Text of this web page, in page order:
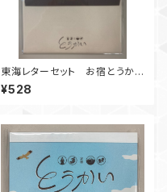
東海レターセット お宿とうかい
シリーズ
¥528